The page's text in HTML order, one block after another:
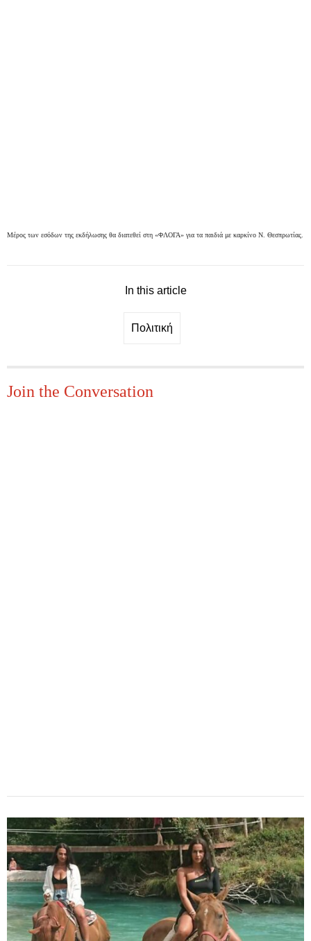
Μέρος των εσόδων της εκδήλωσης θα διατεθεί στη «ΦΛΟΓΑ» για τα παιδιά με καρκίνο Ν. Θεσπρωτίας.
In this article
Πολιτική
Join the Conversation